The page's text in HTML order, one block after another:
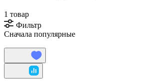
1 товар
Фильтр
Сначала популярные